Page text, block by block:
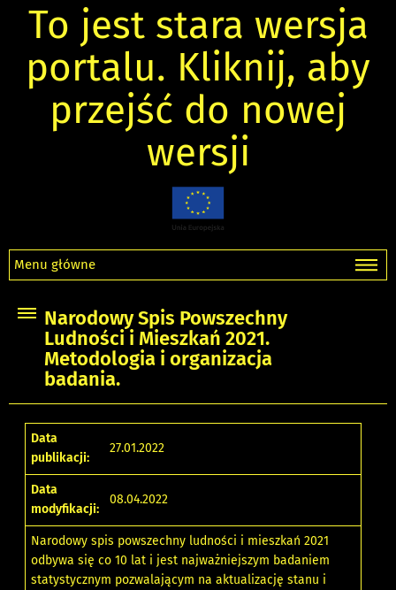
To jest stara wersja
portalu. Kliknij, aby
przejść do nowej
wersji
Menu główne
Narodowy Spis Powszechny
Ludności i Mieszkań 2021.
Metodologia i organizacja
badania.
Data
publikacji:
27.01.2022
Data
modyfikacji:
08.04.2022
Narodowy spis powszechny ludności i mieszkań 2021
odbywa się co 10 lat i jest najważniejszym badaniem
statystycznym pozwalającym na aktualizację stanu i